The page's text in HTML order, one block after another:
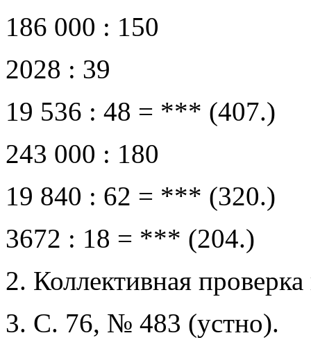
186 000 : 150
2028 : 39
19 536 : 48 = *** (407.)
243 000 : 180
19 840 : 62 = *** (320.)
3672 : 18 = *** (204.)
2. Коллективная
3. С. 76, № 483 (устно).